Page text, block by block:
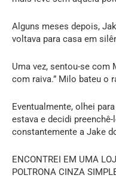
Alguns meses depois,
voltava para casa em
Uma vez, sentou-se com
com raiva.” Milo bateu o
Eventualmente, olhei
estava e decidi
constantemente a Jake
ENCONTREI EM UMA
POLTRONA CINZA